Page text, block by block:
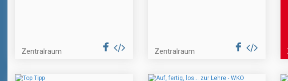
Zentralraum Zentralraum